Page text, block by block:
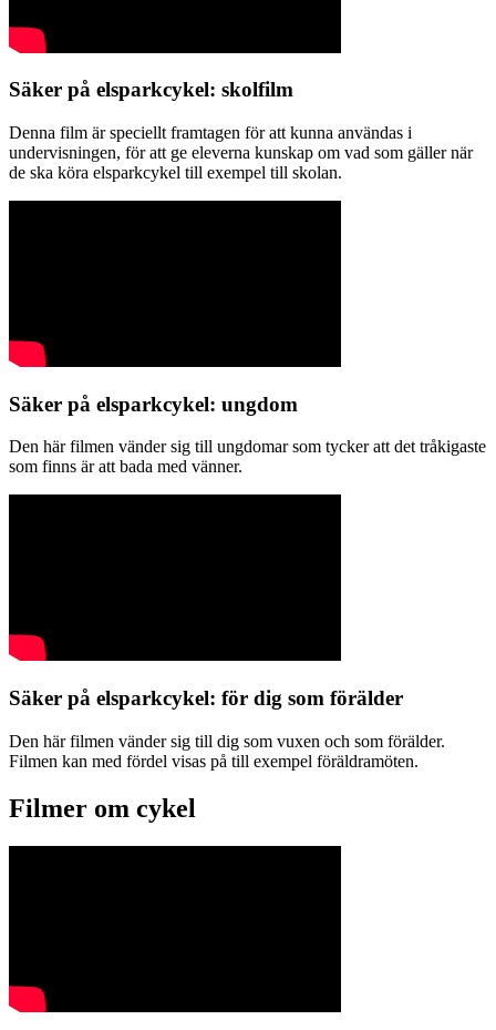
Säker på elsparkcykel: skolfilm
Denna film är speciellt framtagen för att kunna användas i
undervisningen, för att ge eleverna kunskap om vad som gäller när
de ska köra elsparkcykel till exempel till skolan.
Säker på elsparkcykel: ungdom
Den här filmen vänder sig till ungdomar som tycker att det tråkigaste
som finns är att bada med vänner.
Säker på elsparkcykel: för dig som förälder
Den här filmen vänder sig till dig som vuxen och som förälder.
Filmen kan med fördel visas på till exempel föräldramöten.
Filmer om cykel